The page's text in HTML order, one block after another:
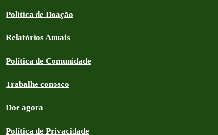
Política de Doação
Relatórios Anuais
Política de Comunidade
Trabalhe conosco
Doe agora
Política de Privacidade